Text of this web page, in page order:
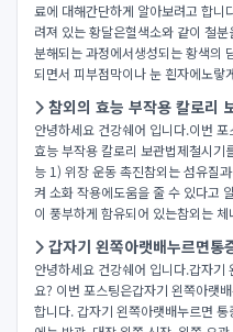
료에 대해간단하게 알아보려고 합니
려져 있는 황달은혈색소와 같이 철
분해되는 과정에서생성되는 황색의
되면서 피부점막이나 눈 흰자에노랗
참외의 효능 부작용 칼로리
안녕하세요 건강쉐어 입니다.이번
효능 부작용 칼로리 보관법제철시기
능 1) 위장 운동 촉진참외는 섬유질
켜 소화 작용에도움을 줄 수 있다고
이 풍부하게 함유되어 있는참외는
갑자기 왼쪽아랫배누르면통
안녕하세요 건강쉐어 입니다.갑자
요? 이번 포스팅은갑자기 왼쪽아랫
합니다. 갑자기 왼쪽아랫배누르면